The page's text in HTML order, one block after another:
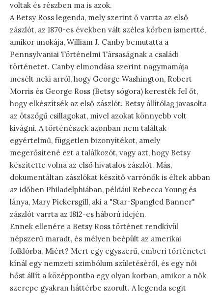
voltak és részben ma is azok.
A Betsy Ross legenda, mely szerint ő varrta az első
zászlót, az 1870-es években vált széles körben ismertté,
amikor unokája, William J. Canby bemutatta a
Pennsylvaniai Történelmi Társaságnak a családi
történetet. Canby elmondása szerint nagymamája
mesélt neki arról, hogy George Washington, Robert
Morris és George Ross (Betsy sógora) keresték fel őt,
hogy elkészítsék az első zászlót. Betsy állítólag javasolta
az ötszögű csillagokat, mivel azokat könnyebb volt
kivágni. A történészek azonban nem találtak
egyértelmű, független bizonyítékot, amely
megerősítené ezt a találkozót, vagy azt, hogy Betsy
készítette volna az első hivatalos zászlót. Más,
dokumentáltan zászlókat készítő varrónők is éltek abban
az időben Philadelphiában, például Rebecca Young és
lánya, Mary Pickersgill, aki a "Star-Spangled Banner"
zászlót varrta az 1812-es háború idején.
Ennek ellenére a Betsy Ross történet rendkívül
népszerű maradt, és mélyen beépült az amerikai
folklórba. Miért? Mert egy egyszerű, emberi történetet
kínál egy nemzeti szimbólum születéséről, és egy női
hőst állít a középpontba egy olyan korban, amikor a nők
szerepe gyakran háttérbe szorult. A legenda segít